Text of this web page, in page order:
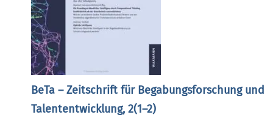
BeTa – Zeitschrift für Begabungsforschung und
Talententwicklung, 2(1–2)